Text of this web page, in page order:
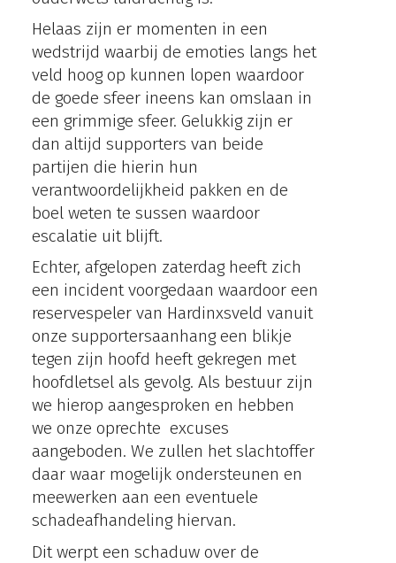
Helaas zijn er momenten in een
wedstrijd waarbij de emoties langs het
veld hoog op kunnen lopen waardoor
de goede sfeer ineens kan omslaan in
een grimmige sfeer. Gelukkig zijn er
dan altijd supporters van beide
partijen die hierin hun
verantwoordelijkheid pakken en de
boel weten te sussen waardoor
escalatie uit blijft.
Echter, afgelopen zaterdag heeft zich
een incident voorgedaan waardoor een
reservespeler van Hardinxsveld vanuit
onze supportersaanhang een blikje
tegen zijn hoofd heeft gekregen met
hoofdletsel als gevolg. Als bestuur zijn
we hierop aangesproken en hebben
we onze oprechte excuses
aangeboden. We zullen het slachtoffer
daar waar mogelijk ondersteunen en
meewerken aan een eventuele
schadeafhandeling hiervan.
Dit werpt een schaduw over de